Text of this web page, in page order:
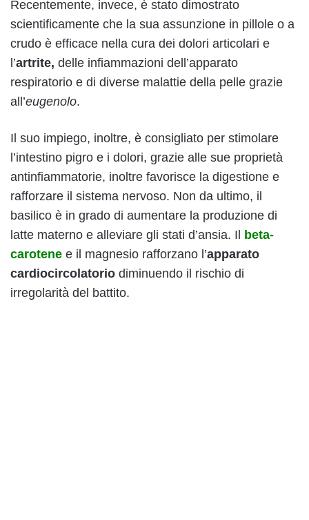
Recentemente, invece, è stato dimostrato
scientificamente che la sua assunzione in pillole o a
crudo è efficace nella cura dei dolori articolari e
l’artrite, delle infiammazioni dell’apparato
respiratorio e di diverse malattie della pelle grazie
all’eugenolo.
Il suo impiego, inoltre, è consigliato per stimolare
l’intestino pigro e i dolori, grazie alle sue proprietà
antinfiammatorie, inoltre favorisce la digestione e
rafforzare il sistema nervoso. Non da ultimo, il
basilico è in grado di aumentare la produzione di
latte materno e alleviare gli stati d’ansia. Il
beta-
carotene e il magnesio rafforzano l’apparato
cardiocircolatorio diminuendo il rischio di
irregolarità del battito.